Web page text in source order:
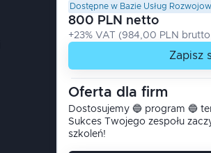
Dostępne w Bazie Usług
800 PLN netto
+23% VAT (984,00 PLN brutto
Zapisz
Oferta dla firm
Dostosujemy 🔵 program 🔵
Sukces Twojego zespołu
szkoleń!